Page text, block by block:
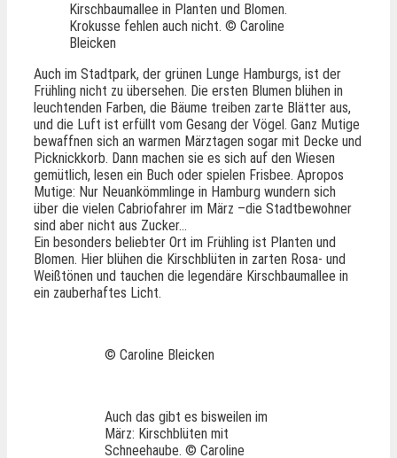
Kirschbaumallee in Planten und Blomen.
Krokusse fehlen auch nicht. © Caroline
Bleicken
Auch im Stadtpark, der grünen Lunge Hamburgs, ist der
Frühling nicht zu übersehen. Die ersten Blumen blühen in
leuchtenden Farben, die Bäume treiben zarte Blätter aus,
und die Luft ist erfüllt vom Gesang der Vögel. Ganz Mutige
bewaffnen sich an warmen Märztagen sogar mit Decke und
Picknickkorb. Dann machen sie es sich auf den Wiesen
gemütlich, lesen ein Buch oder spielen Frisbee. Apropos
Mutige: Nur Neuankömmlinge in Hamburg wundern sich
über die vielen Cabriofahrer im März –die Stadtbewohner
sind aber nicht aus Zucker…
Ein besonders beliebter Ort im Frühling ist Planten und
Blomen. Hier blühen die Kirschblüten in zarten Rosa- und
Weißtönen und tauchen die legendäre Kirschbaumallee in
ein zauberhaftes Licht.
© Caroline Bleicken
Auch das gibt es bisweilen im
März: Kirschblüten mit
Schneehaube. © Caroline